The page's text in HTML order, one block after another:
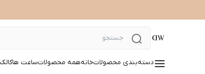
دسته‌بندی محصولاتخانههمه محصولاتساعت ها